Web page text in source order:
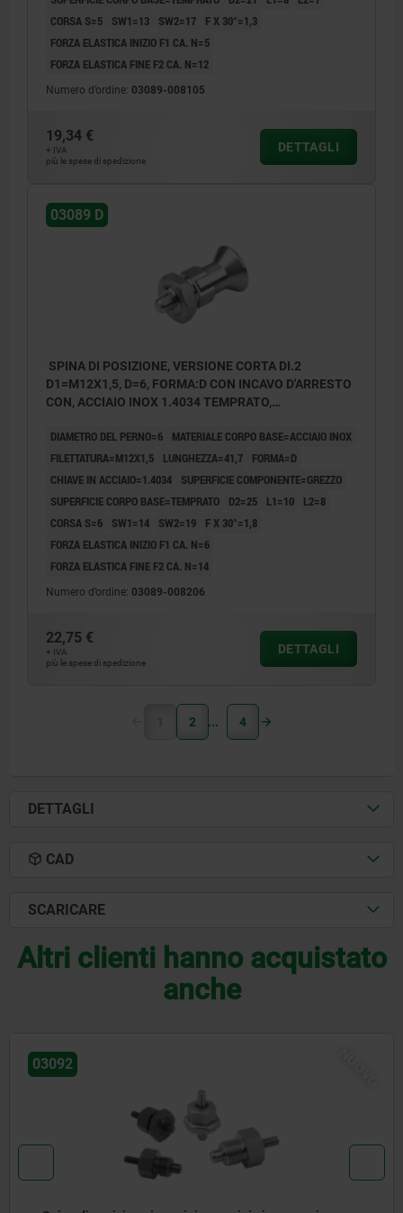
CORSA S=5
SW1=13 SW2=17
F X 30°=1,3
FORZA ELASTICA INIZIO F1 CA. N=5
FORZA ELASTICA FINE F2 CA. N=12
Numero d’ordine: 03089-008105
19,34 €
+ IVA
più le spese di spedizione
DETTAGLI
03089 D
SPINA DI POSIZIONE, VERSIONE CORTA DI.2
D1=M12X1,5, D=6, FORMA:D CON INCAVO D'ARRESTO
CON, ACCIAIO INOX 1.4034 TEMPRATO,
DIAMETRO DEL PERNO=6
MATERIALE CORPO BASE=ACCIAIO INOX
FILETTATURA=M12X1,5
LUNGHEZZA=41,7
FORMA=D
CHIAVE IN ACCIAIO=1.4034
SUPERFICIE COMPONENTE=GREZZO
SUPERFICIE CORPO BASE=TEMPRATO
D2=25 L1=10
L2=8
CORSA S=6
SW1=14 SW2=19
F X 30°=1,8
FORZA ELASTICA INIZIO F1 CA. N=6
FORZA ELASTICA FINE F2 CA. N=14
Numero d’ordine: 03089-008206
22,75 €
+ IVA
più le spese di spedizione
DETTAGLI
1 2 4
DETTAGLI
CAD
SCARICARE
Altri clienti hanno acquistato
anche